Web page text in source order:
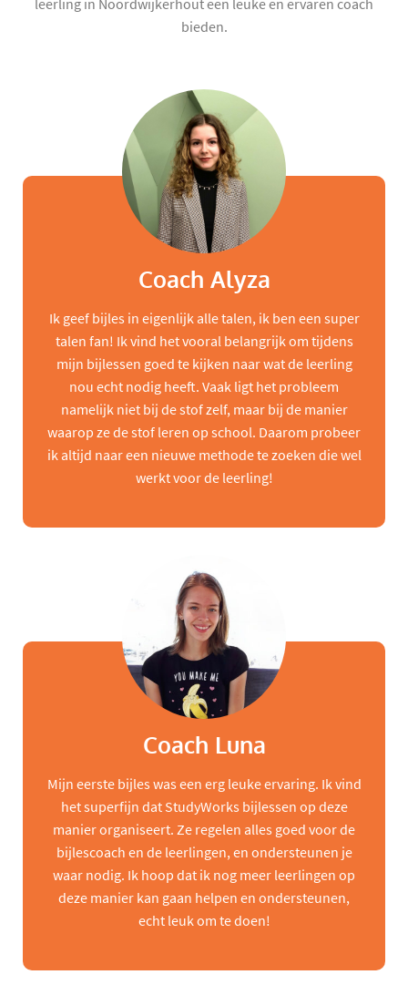
leerling in Noordwijkerhout een leuke en ervaren coach
bieden.
Coach Alyza
Ik geef bijles in eigenlijk alle talen, ik ben een super
talen fan! Ik vind het vooral belangrijk om tijdens
mijn bijlessen goed te kijken naar wat de leerling
nou echt nodig heeft. Vaak ligt het probleem
namelijk niet bij de stof zelf, maar bij de manier
waarop ze de stof leren op school. Daarom probeer
ik altijd naar een nieuwe methode te zoeken die wel
werkt voor de leerling!
Coach Luna
Mijn eerste bijles was een erg leuke ervaring. Ik vind
het superfijn dat StudyWorks bijlessen op deze
manier organiseert. Ze regelen alles goed voor de
bijlescoach en de leerlingen, en ondersteunen je
waar nodig. Ik hoop dat ik nog meer leerlingen op
deze manier kan gaan helpen en ondersteunen,
echt leuk om te doen!